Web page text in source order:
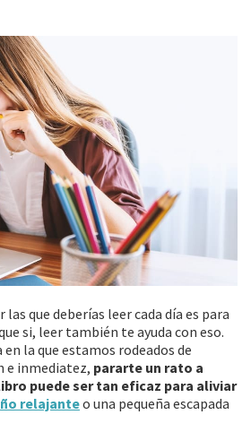
que deberías leer cada día es para
si, leer también te ayuda con eso.
la que estamos rodeados de
e inmediatez, pararte un rato a
puede ser tan eficaz para aliviar
relajanteo una pequeña escapada